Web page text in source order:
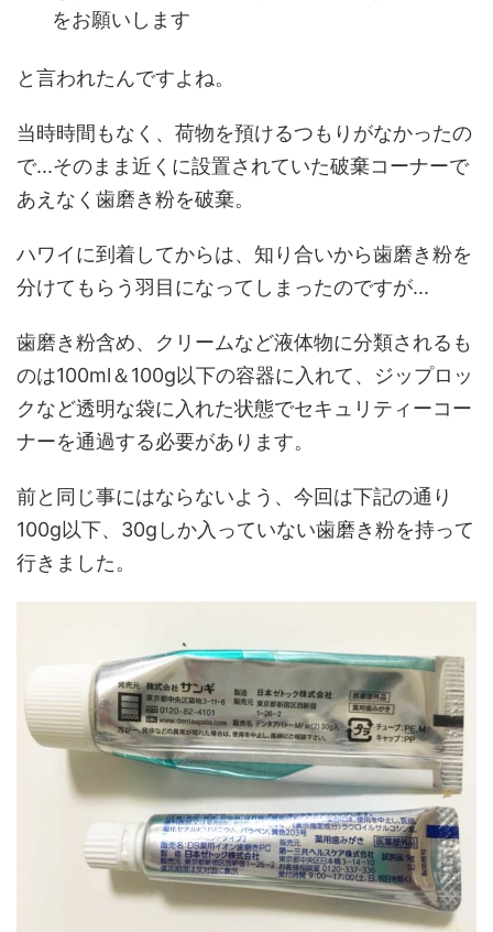
をお願いします
と言われたんですよね。
当時時間もなく、荷物を預けるつもりがなかったの
で...そのまま近くに設置されていた破棄コーナーで
あえなく歯磨き粉を破棄。
ハワイに到着してからは、知り合いから歯磨き粉を
分けてもらう羽目になってしまったのですが...
歯磨き粉含め、クリームなど液体物に分類されるも
のは100ml＆100g以下の容器に入れて、ジップロッ
クなど透明な袋に入れた状態でセキュリティーコー
ナーを通過する必要があります。
前と同じ事にはならないよう、今回は下記の通り
100g以下、30gしか入っていない歯磨き粉を持って
行きました。